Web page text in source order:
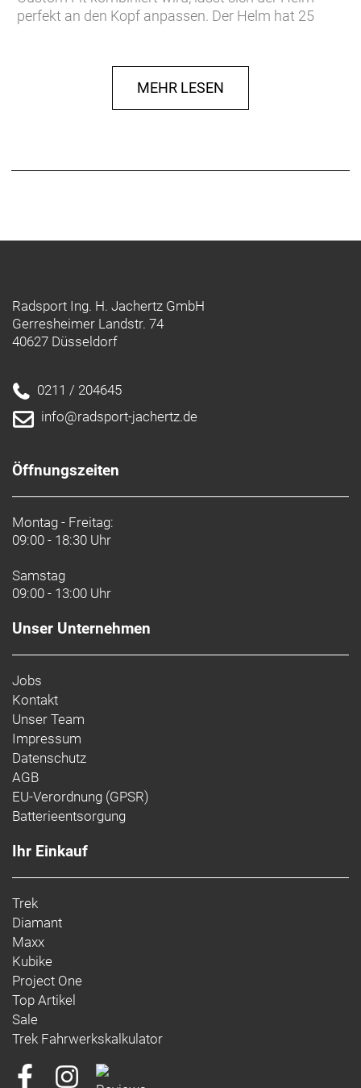
perfekt an den Kopf anpassen. Der Helm hat 25
angenehmes Klima sorgen. Ein weiteres Plus für
den Komfort: die herausnehmbare, antibakterielle
MEHR LESEN
Radsport Ing. H. Jachertz GmbH
Gerresheimer Landstr. 74
40627 Düsseldorf
0211 / 204645
info@radsport-jachertz.de
Öffnungszeiten
Montag - Freitag:
09:00 - 18:30 Uhr
Samstag
09:00 - 13:00 Uhr
Unser Unternehmen
Jobs
Kontakt
Unser Team
Impressum
Datenschutz
AGB
EU-Verordnung (GPSR)
Batterieentsorgung
Ihr Einkauf
Trek
Diamant
Maxx
Kubike
Project One
Top Artikel
Sale
Trek Fahrwerkskalkulator